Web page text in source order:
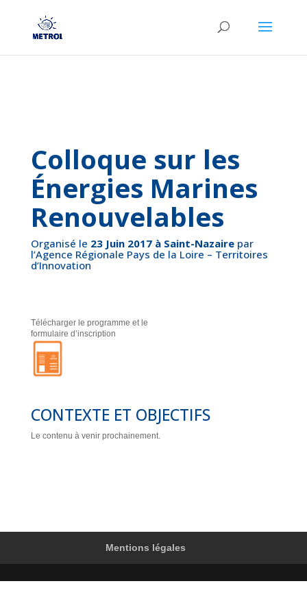
Colloque sur les
Énergies Marines
Renouvelables
Organisé le 23 Juin 2017 à Saint-Nazairepar
l’Agence Régionale Pays de la Loire – Territoires
d’Innovation
Télécharger le programme et le
formulaire d’inscription
CONTEXTE ET OBJECTIFS
Le contenu à venir prochainement.
Mentions légales